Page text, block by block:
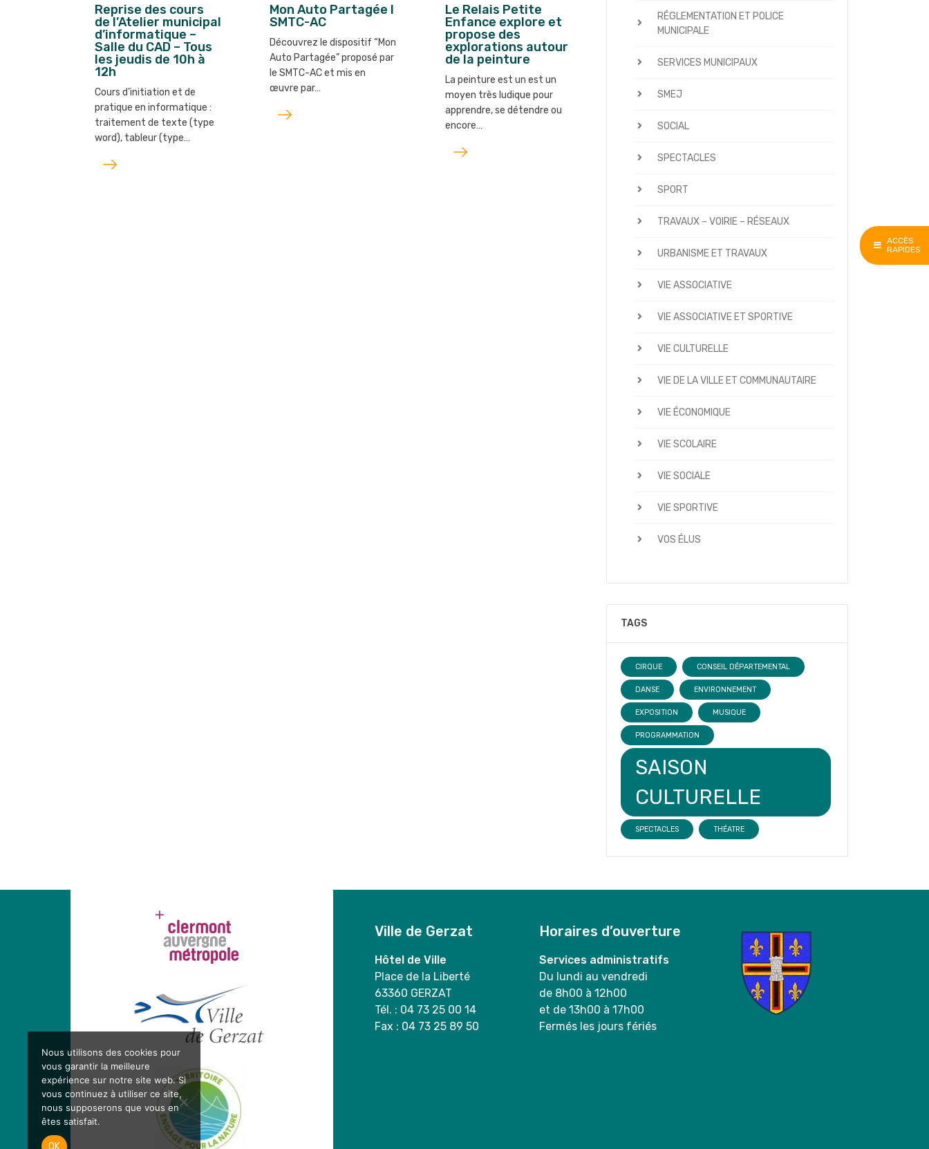
ACCÈS
RAPIDES
Reprise des cours
de l’Atelier municipal
d’informatique –
Salle du CAD – Tous
les jeudis de 10h à
12h
Cours d’initiation et de
pratique en informatique :
traitement de texte (type
word), tableur (type…
Lire
Mon Auto Partagée I
SMTC-AC
Découvrez le dispositif “Mon
Auto Partagée” proposé par
le SMTC-AC et mis en
œuvre par…
Lire
Le Relais Petite
Enfance explore et
propose des
explorations autour
de la peinture
La peinture est un est un
moyen très ludique pour
apprendre, se détendre ou
encore…
Lire
RÉGLEMENTATION ET POLICE
MUNICIPALE
SERVICES MUNICIPAUX
SMEJ
SOCIAL
SPECTACLES
SPORT
TRAVAUX – VOIRIE – RÉSEAUX
URBANISME ET TRAVAUX
VIE ASSOCIATIVE
VIE ASSOCIATIVE ET SPORTIVE
VIE CULTURELLE
VIE DE LA VILLE ET COMMUNAUTAIRE
VIE ÉCONOMIQUE
VIE SCOLAIRE
VIE SOCIALE
VIE SPORTIVE
VOS ÉLUS
TAGS
CIRQUE CONSEIL DÉPARTEMENTAL
DANSE ENVIRONNEMENT
EXPOSITION MUSIQUE
PROGRAMMATION
SAISON
CULTURELLE
SPECTACLES THÉATRE
Ville de Gerzat
Hôtel de Ville
Place de la Liberté
63360 GERZAT
Tél. : 04 73 25 00 14
Fax : 04 73 25 89 50
Horaires d’ouverture
Services administratifs
Du lundi au vendredi
de 8h00 à 12h00
et de 13h00 à 17h00
Fermés les jours fériés
Nous utilisons des cookies pour
vous garantir la meilleure
expérience sur notre site web. Si
vous continuez à utiliser ce site,
nous supposerons que vous en
êtes satisfait.
OK